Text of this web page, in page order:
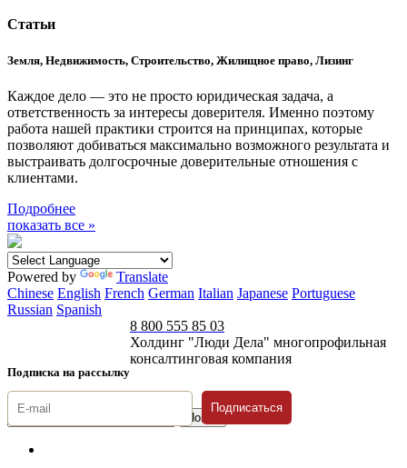
Статьи
Земля, Недвижимость, Строительство, Жилищное право, Лизинг
Каждое дело — это не просто юридическая задача, а
ответственность за интересы доверителя. Именно поэтому
работа нашей практики строится на принципах, которые
позволяют добиваться максимально возможного результата и
выстраивать долгосрочные доверительные отношения с
клиентами.
Подробнее
показать все »
Powered by
Translate
Chinese English French German Italian Japanese Portuguese
Russian Spanish
Подписка на рассылку
8 800 555 85 03
Холдинг "Люди Дела" многопрофильная
консалтинговая компания
Подписаться